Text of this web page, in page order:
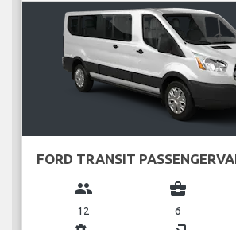
FORD TRANSIT
group
12
business_center
6